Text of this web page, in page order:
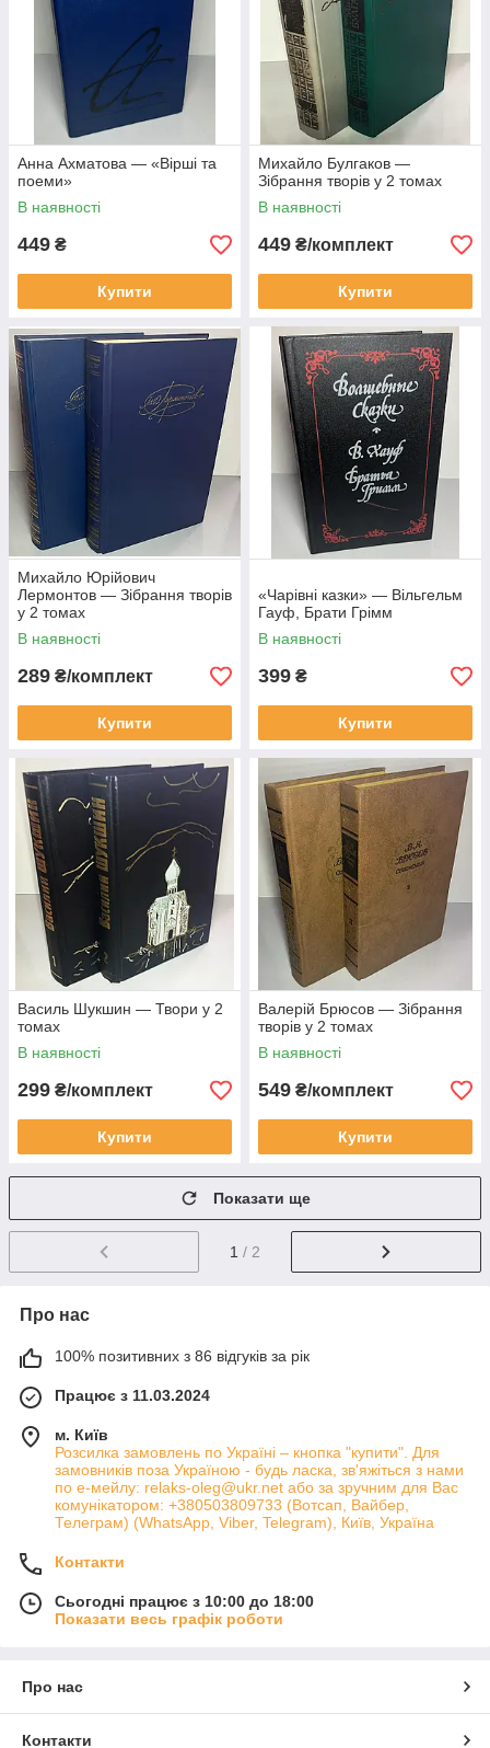
Анна Ахматова — «Вірші та
поеми»
В наявності
449 ₴
Купити
Михайло Булгаков —
Зібрання творів у 2 томах
В наявності
449 ₴/комплект
Купити
Михайло Юрійович
Лермонтов — Зібрання творів
у 2 томах
В наявності
289 ₴/комплект
Купити
«Чарівні казки» — Вільгельм
Гауф, Брати Грімм
В наявності
399 ₴
Купити
Василь Шукшин — Твори у 2
томах
В наявності
299 ₴/комплект
Купити
Валерій Брюсов — Зібрання
творів у 2 томах
В наявності
549 ₴/комплект
Купити
Показати ще
1 / 2
Про нас
100% позитивних з 86 відгуків за рік
Працює з 11.03.2024
м. Київ
Розсилка замовлень по Україні – кнопка "купити". Для
замовників поза Україною - будь ласка, зв'яжіться з нами
по е-мейлу: relaks-oleg@ukr.net або за зручним для Вас
комунікатором: +380503809733 (Вотсап, Вайбер,
Телеграм) (WhatsApp, Viber, Telegram), Київ, Україна
Контакти
Сьогодні працює з 10:00 до 18:00
Показати весь графік роботи
Про нас
Контакти